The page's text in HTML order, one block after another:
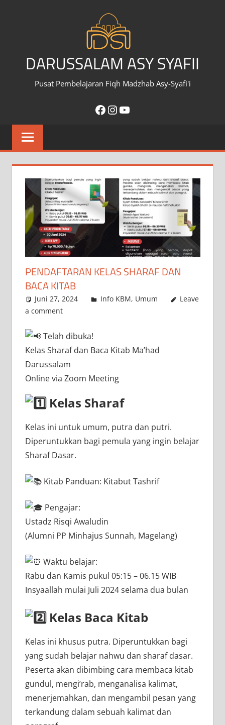
DARUSSALAM ASY SYAFII
Pusat Pembelajaran Fiqh Madzhab Asy-Syafi'i
Facebook
Instagram
YouTube
PENDAFTARAN KELAS SHARAF DAN
BACA KITAB
Juni 27, 2024 admin
Info KBM, Umum
Leave
a comment
Telah dibuka!
Kelas Sharaf dan Baca Kitab Ma’had
Darussalam
Online via Zoom Meeting
Kelas Sharaf
Kelas ini untuk umum, putra dan putri.
Diperuntukkan bagi pemula yang ingin belajar
Sharaf Dasar.
Kitab Panduan: Kitabut Tashrif
Pengajar:
Ustadz Risqi Awaludin
(Alumni PP Minhajus Sunnah, Magelang)
Waktu belajar:
Rabu dan Kamis pukul 05:15 – 06.15 WIB
Insyaallah mulai Juli 2024 selama dua bulan
Kelas Baca Kitab
Kelas ini khusus putra. Diperuntukkan bagi
yang sudah belajar nahwu dan sharaf dasar.
Peserta akan dibimbing cara membaca kitab
gundul, mengi’rab, menganalisa kalimat,
menerjemahkan, dan mengambil pesan yang
terkandung dalam sebuah kalimat dan